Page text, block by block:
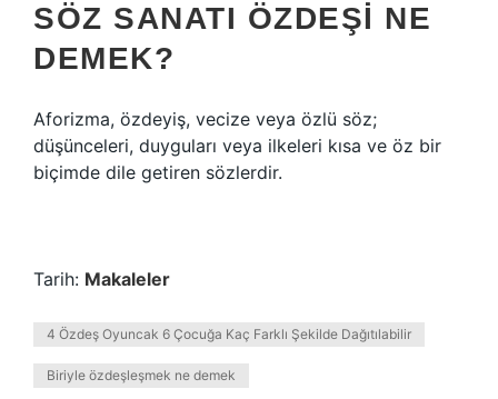
SÖZ SANATI ÖZDEŞI NE
DEMEK?
Aforizma, özdeyiş, vecize veya özlü söz;
düşünceleri, duyguları veya ilkeleri kısa ve öz bir
biçimde dile getiren sözlerdir.
Tarih: Makaleler
4 Özdeş Oyuncak 6 Çocuğa Kaç Farklı Şekilde Dağıtılabilir
Biriyle özdeşleşmek ne demek